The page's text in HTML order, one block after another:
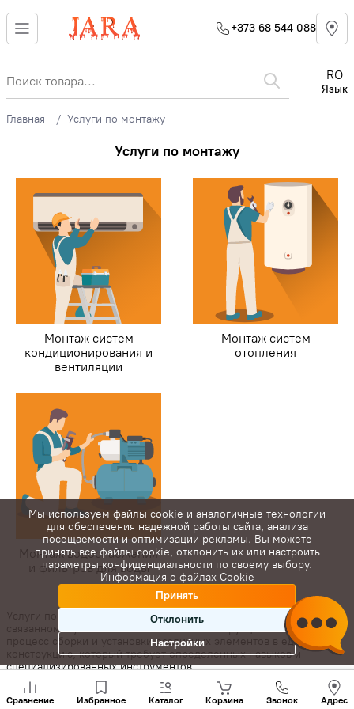
+373 68 544 088
RO
Язык
Главная Услуги по монтажу
Услуги по монтажу
Монтаж систем
кондиционирования и
вентиляции
Монтаж систем
отопления
Монтаж водоснабжения
и фильтров для воды
Услуги по монтажу являются важным этапом в любом проекте,
связанном с установкой техники или конструкций. Монтаж - это
процесс сборки и установки различных элементов в единую
конструкцию, который требует определенных навыков и
специализированных инструментов.
Компания Jara.md специализируется на предоставлении услуг по
монтажу систем кондиционирования, водоснабжения,
Сравнение Избранное Каталог Корзина Звонок Адрес
нам
+(373)
Мы используем файлы cookie и аналогичные технологии
для обеспечения надежной работы сайта, анализа
посещаемости и оптимизации рекламы. Вы можете
принять все файлы cookie, отклонить их или настроить
параметры конфиденциальности по своему выбору.
Информация о файлах Cookie
Принять
Отклонить
Настройки